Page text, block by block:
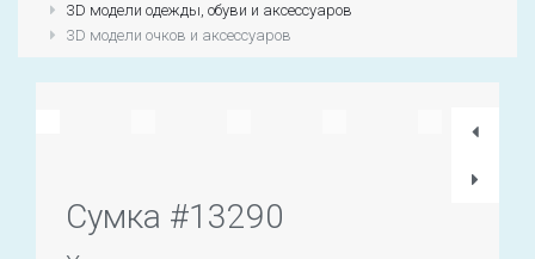
Первый раз? Зарегистрироваться
3D модели одежды, обуви и аксессуаров
3D модели очков и аксессуаров
Сумка #13290